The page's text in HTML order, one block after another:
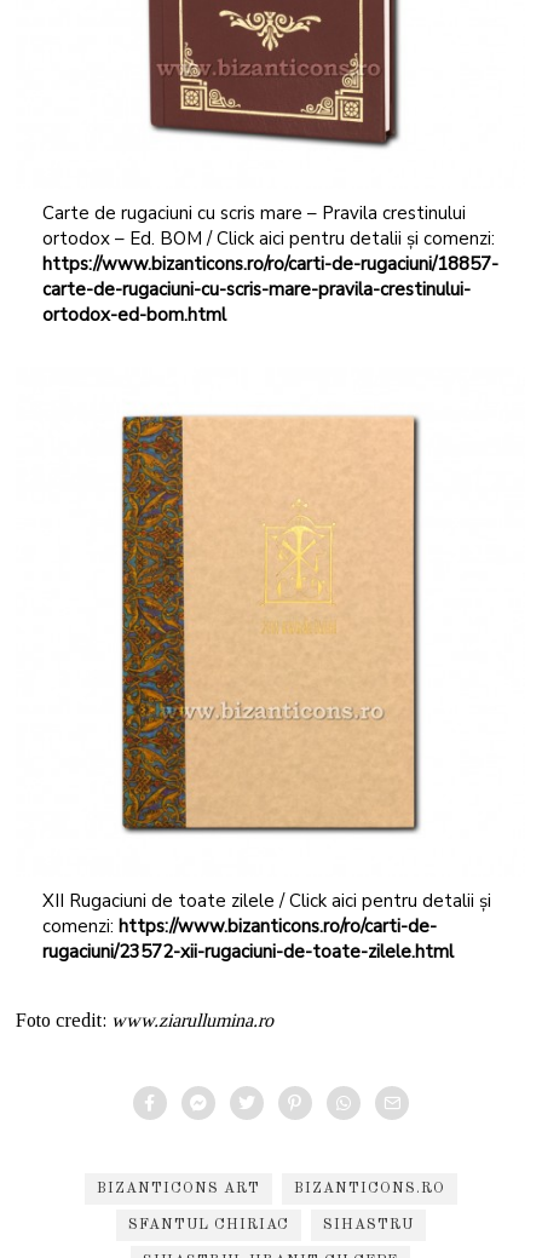
Carte de rugaciuni cu scris mare – Pravila crestinului
ortodox – Ed. BOM / Click aici pentru detalii și comenzi:
https://www.bizanticons.ro/ro/carti-de-rugaciuni/18857-
carte-de-rugaciuni-cu-scris-mare-pravila-crestinului-
ortodox-ed-bom.html
XII Rugaciuni de toate zilele / Click aici pentru detalii și
comenzi: https://www.bizanticons.ro/ro/carti-de-
rugaciuni/23572-xii-rugaciuni-de-toate-zilele.html
Foto credit: www.ziarullumina.ro
BIZANTICONS ART BIZANTICONS.RO
SFANTUL CHIRIAC SIHASTRU